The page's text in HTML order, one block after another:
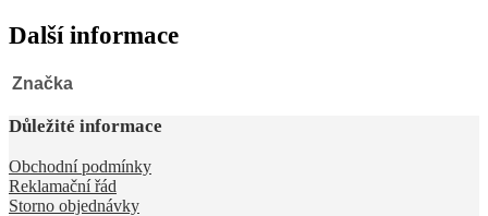
Další informace
Značka
Důležité informace
Obchodní podmínky
Reklamační řád
Storno objednávky